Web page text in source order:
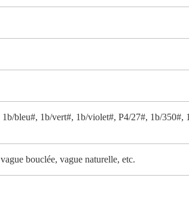
bleu#, 1b/vert#, 1b/violet#, P4/27#, 1b/350#,
bouclée, vague naturelle, etc.